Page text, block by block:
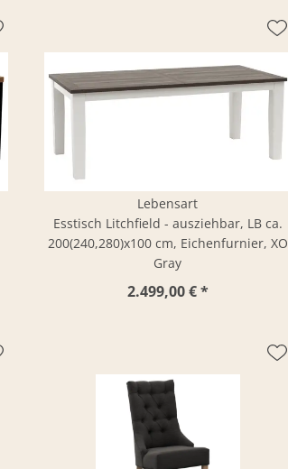
Lebensart
Esstisch Litchfield - ausziehbar, LB ca.
200(240,280)x100 cm, Eichenfurnier, XO
Gray
2.499,00 € *